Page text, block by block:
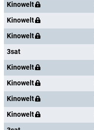
Kinowelt
Kinowelt
Kinowelt
3sat
Kinowelt
Kinowelt
Kinowelt
Kinowelt